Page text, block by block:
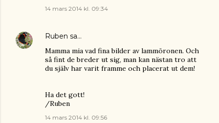
14 mars 2014 kl. 09:34
Ruben sa…
Mamma mia vad fina bilder av lammöronen. Och
så fint de breder ut sig, man kan nästan tro att
du själv har varit framme och placerat ut dem!
Ha det gott!
/Ruben
14 mars 2014 kl. 09:56